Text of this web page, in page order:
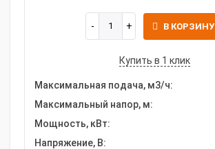
В КОРЗИНУ
Купить в 1 клик
Максимальная подача, м3/ч:
Максимальный напор, м:
Мощность, кВт:
Напряжение, В: